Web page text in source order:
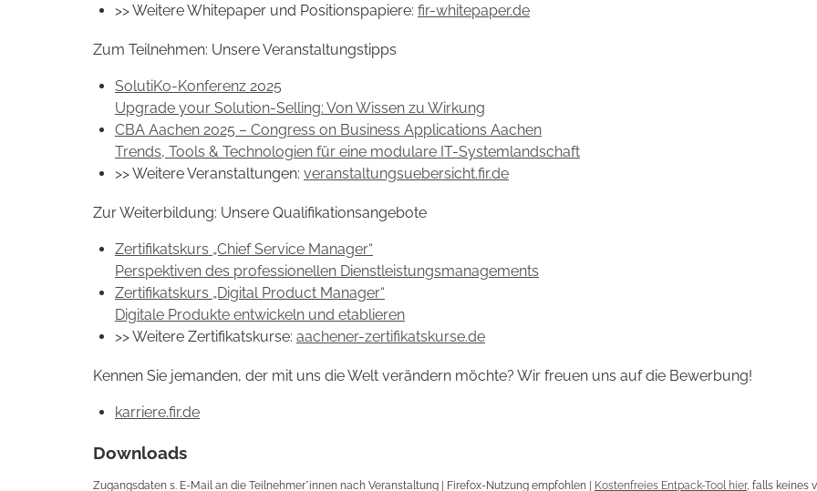
>> Weitere Whitepaper und Positionspapiere: fir-whitepaper.de
Zum Teilnehmen: Unsere Veranstaltungstipps
SolutiKo-Konferenz 2025
Upgrade your Solution-Selling: Von Wissen zu Wirkung
CBA Aachen 2025 – Congress on Business Applications Aachen
Trends, Tools & Technologien für eine modulare IT-Systemlandschaft
>> Weitere Veranstaltungen: veranstaltungsuebersicht.fir.de
Zur Weiterbildung: Unsere Qualifikationsangebote
Zertifikatskurs „Chief Service Manager“
Perspektiven des professionellen Dienstleistungsmanagements
Zertifikatskurs „Digital Product Manager“
Digitale Produkte entwickeln und etablieren
>> Weitere Zertifikatskurse: aachener-zertifikatskurse.de
Kennen Sie jemanden, der mit uns die Welt verändern möchte? Wir freuen uns auf die Bewerbung!
karriere.fir.de
Downloads
Zugangsdaten s. E-Mail an die Teilnehmer*innen nach Veranstaltung | Firefox-Nutzung empfohlen | Kostenfreies Entpack-Tool hier, falls keines